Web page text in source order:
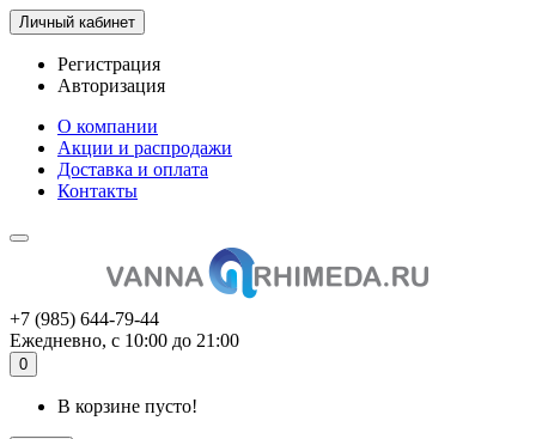
Личный кабинет
Регистрация
Авторизация
О компании
Акции и распродажи
Доставка и оплата
Контакты
+7 (985) 644-79-44
Ежедневно, с 10:00 до 21:00
0
В корзине пусто!